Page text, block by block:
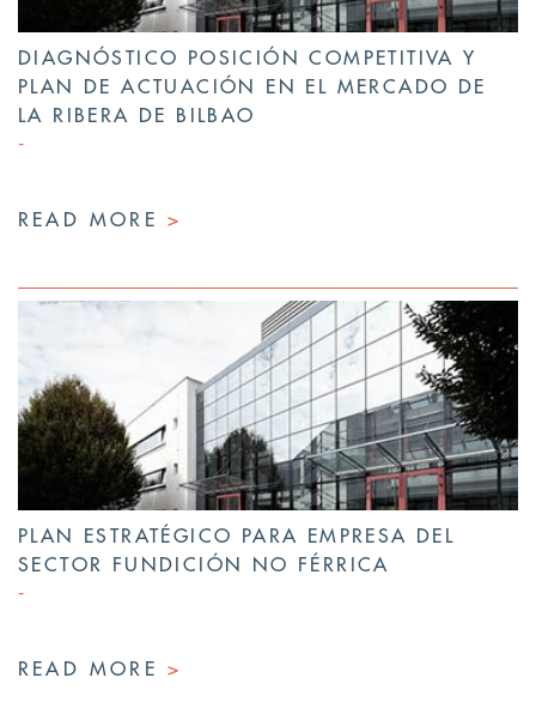
DIAGNÓSTICO POSICIÓN COMPETITIVA Y
PLAN DE ACTUACIÓN EN EL MERCADO DE
LA RIBERA DE BILBAO
READ MORE >
PLAN ESTRATÉGICO PARA EMPRESA DEL
SECTOR FUNDICIÓN NO FÉRRICA
READ MORE >